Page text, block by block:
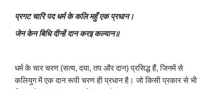
प्रगट चारि पद धर्म के कलि महुँ एक प्रधान।
जेन केन बिधि दीन्हें दान करइ कल्यान॥
धर्म के चार चरण (सत्य, दया, तप और दान) प्रसिद्ध हैं, जिनमें से
कलियुग में एक दान रूपी चरण ही प्रधान है। जो किसी प्रकार से भी